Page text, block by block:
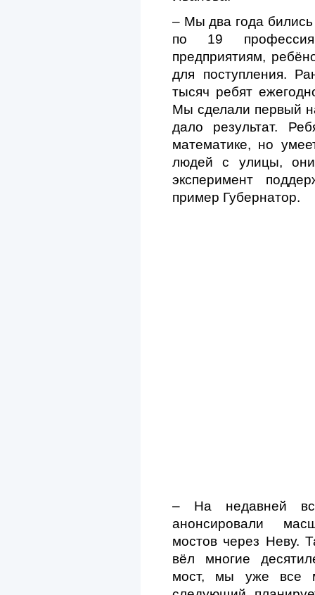
– Мы два года бились
по 19
предприятиям,
для поступления.
тысяч ребят
Мы сделали первый
дало результат.
математике, но
людей с улицы,
эксперимент
пример Губернатор.
– На недавней
анонсировали
мостов через Неву.
вёл многие
мост, мы уже все